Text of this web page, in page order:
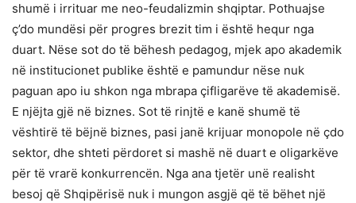
shumë i irrituar me neo-feudalizmin shqiptar. Pothuajse
ç’do mundësi për progres brezit tim i është hequr nga
duart. Nëse sot do të bëhesh pedagog, mjek apo akademik
në institucionet publike është e pamundur nëse nuk
paguan apo iu shkon nga mbrapa çifligarëve të akademisë.
E njëjta gjë në biznes. Sot të rinjtë e kanë shumë të
vështirë të bëjnë biznes, pasi janë krijuar monopole në çdo
sektor, dhe shteti përdoret si mashë në duart e oligarkëve
për të vrarë konkurrencën. Nga ana tjetër unë realisht
besoj që Shqipërisë nuk i mungon asgjë që të bëhet një